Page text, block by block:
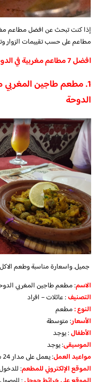
إذا كنت تبحث عن افضل مطاعم
مطاعم على حسب تقييمات الزوار
افضل 7 مطاعم مغربية في الدوحة
1. مطعم طاجين
الدوحة
جميل. واسعارة مناسبة وطعم
الاسم: مطعم طاجين المغربي
التصنيف: عائلات – افراد
النوع :مطعم
الأسعار:متوسطة
الأطفال:يوجد
الموسيقى:يوجد
مواعيد العمل: يعمل على مدار 24 ساعة
الموقع الإلكتروني للمطعم: